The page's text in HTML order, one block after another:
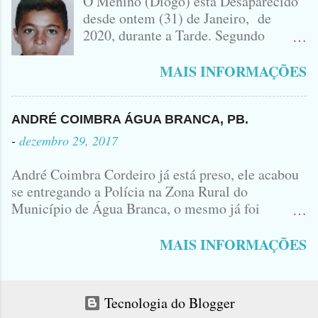
ENVOLVIDO NO ACIDENTE UMA
MONTANA NA FOTO VOCÊS
PODEM OBSERVAR QUE TODAS...
desde ontem (31) de Janeiro, de
2020, durante a Tarde. Segundo
Bairro Jardim Karlota, aqui em
98356406 - Se você souber de alguma
Informação, favor avisar através deste
Luciana, ela tá Desesperada.
MAIS INFORMAÇÕES
ANDRÉ COIMBRA ÁGUA BRANCA, PB.
- dezembro 29, 2017
André Coimbra Cordeiro já está preso, ele acabou
se entregando a Polícia na Zona Rural do
Município de Água Branca, o mesmo já foi
cedo, tinha surgido a informação que, o acusado,
qual seria a Delegacia... Com uma Bíblia na mão,
André seguiu direto para o Município de Patos...
MAIS INFORMAÇÕES
Tecnologia do Blogger